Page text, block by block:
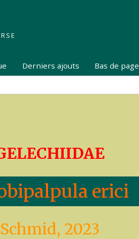
Derniers ajouts Bas de page
erici
Schmid, 2023